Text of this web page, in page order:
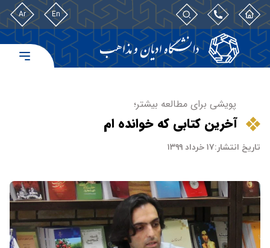
En
Ar
پویشی برای مطالعه بیشتر؛
آخرین کتابی که خوانده ام
تاریخ انتشار:۱۷ خرداد ۱۳۹۹